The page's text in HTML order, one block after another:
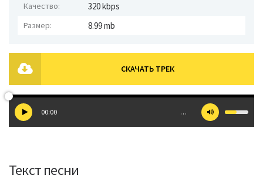
Качество: 320 kbps
Размер: 8.99 mb
СКАЧАТЬ ТРЕК
00:00 …
Текст песни